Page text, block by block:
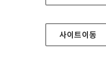
사이트이동